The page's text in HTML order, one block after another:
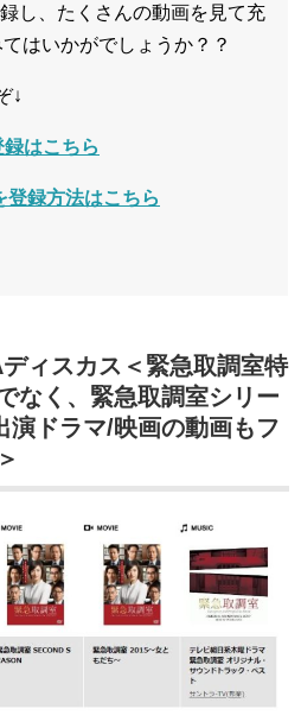
し、たくさんの動画を見て充
はいかがでしょうか？？
↓
はこちら
登録方法はこちら
ィスカス＜緊急取調室特
なく、緊急取調室シリー
演ドラマ/映画の動画もフ